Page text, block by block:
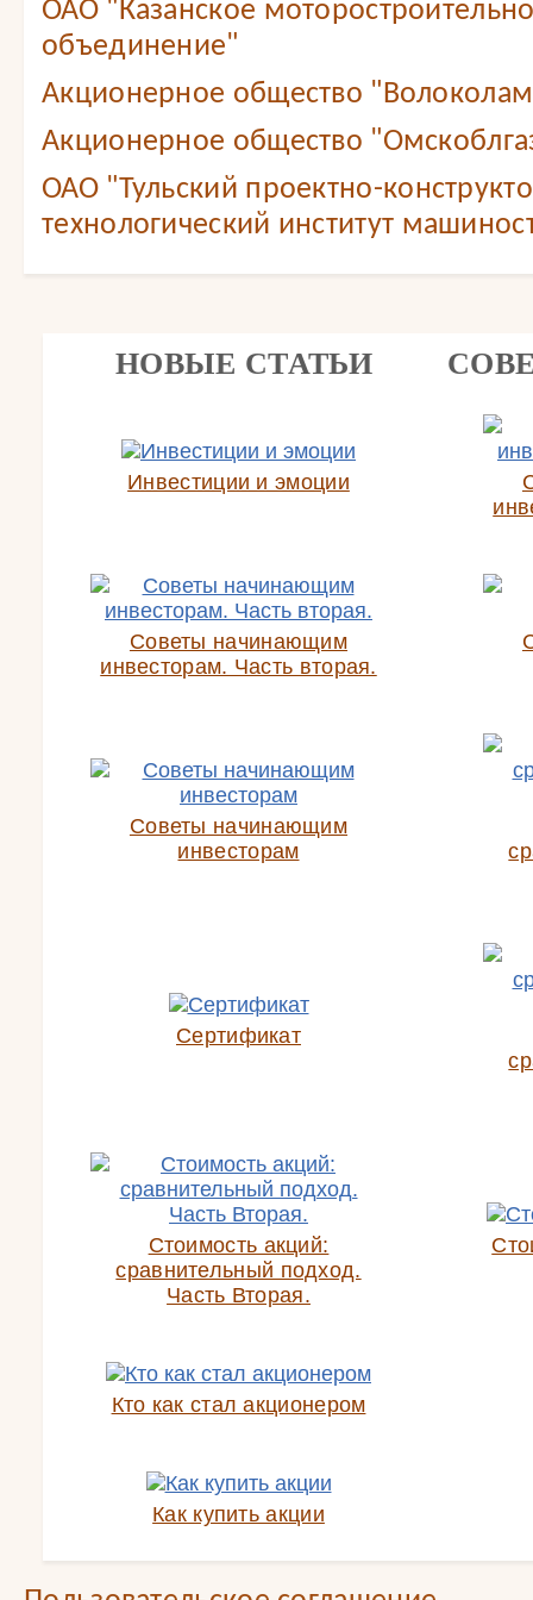
ОАО "Казанское
объединение"
Акционерное общество
Акционерное общество
ОАО "Тульский проектно-
технологический институт
НОВЫЕ СТАТЬИ
Инвестиции и эмоции
Советы начинающим
инвесторам. Часть вторая.
Советы начинающим
инвесторам
Сертификат
Стоимость акций:
сравнительный подход.
Часть Вторая.
Кто как стал акционером
Как купить акции